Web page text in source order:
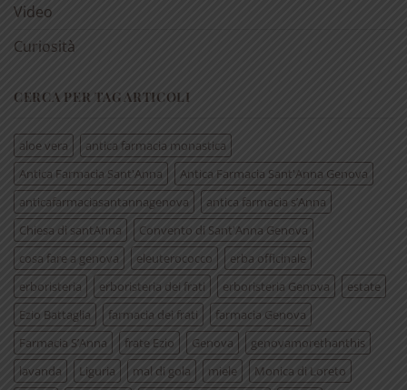
Video
Curiosità
CERCA PER TAG ARTICOLI
aloe vera
antica farmacia monastica
Antica Farmacia Sant'Anna
Antica Farmacia Sant'Anna Genova
anticafarmaciasantannagenova
antica farmacia s’Anna
Chiesa di santAnna
Convento di Sant'Anna Genova
cosa fare a genova
eleuterococco
erba officinale
erboristeria
erboristeria dei frati erboristeria Genova
estate
Ezio Battaglia
farmacia dei frati
farmacia Genova
Farmacia S’Anna
frate Ezio Genova
genovamorethanthis
lavanda
Liguria mal di gola miele
Monica di Loreto